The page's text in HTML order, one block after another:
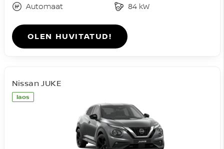
Automaat
84 kW
OLEN HUVITATUD!
laos
Nissan JUKE